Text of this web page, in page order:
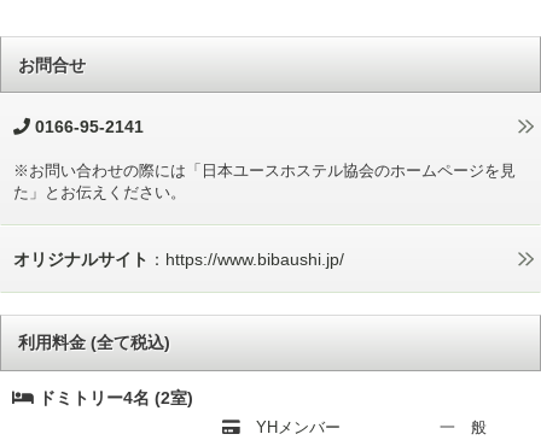
お問合せ
0166-95-2141
※お問い合わせの際には「日本ユースホステル協会のホームページを見
た」とお伝えください。
オリジナルサイト ：https://www.bibaushi.jp/
利用料金 (全て税込)
ドミトリー4名 (2室)
YHメンバー 一 般